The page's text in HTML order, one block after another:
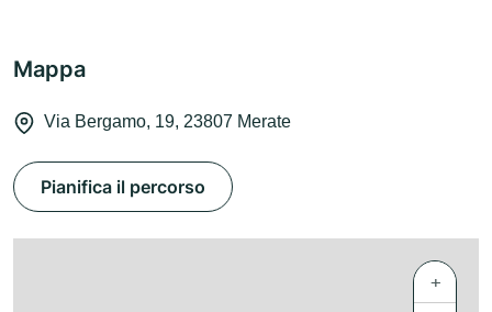
Mappa
Via Bergamo, 19, 23807 Merate
Pianifica il percorso
+